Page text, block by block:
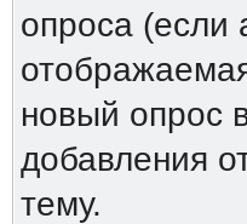
опроса (если
новый опрос
добавления
тему.